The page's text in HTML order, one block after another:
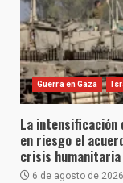
Guerra en Gaza
La intensificación
en riesgo el
crisis humanitaria
6 de agosto de 2026